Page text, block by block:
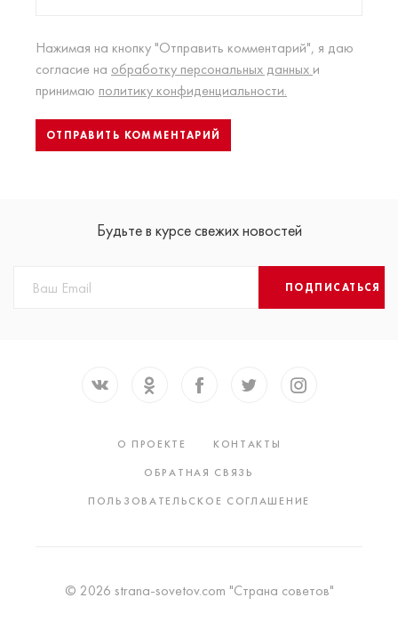
Нажимая на кнопку "Отправить комментарий", я даю
согласие на обработку персональных данных и
принимаю политику конфиденциальности.
Будьте в курсе свежих новостей
ПОДПИСАТЬСЯ
О ПРОЕКТЕ
КОНТАКТЫ
ОБРАТНАЯ СВЯЗЬ
ПОЛЬЗОВАТЕЛЬСКОЕ СОГЛАШЕНИЕ
© 2026 strana-sovetov.com "Страна советов"